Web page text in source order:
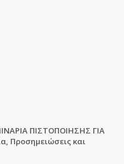
ΠΙΣΤΟΠΟΙΗΣΗΣ ΓΙΑ
Προσημειώσεις και